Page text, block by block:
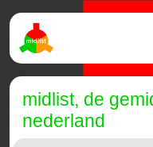
midlist, de
nederland